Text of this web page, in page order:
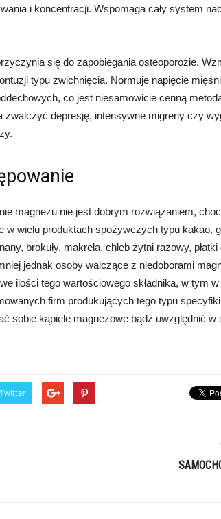
i koncentracji. Wspomaga cały system
się do zapobiegania osteoporozie.
typu zwichnięcia. Normuje napięcie
co jest niesamowicie cenną
zwalczyć depresję, intensywne migreny czy
magnezu nie jest dobrym rozwiązaniem,
w wielu produktach spożywczych typu kakao,
brokuły, makrela, chleb żytni razowy, płatki
jednak osoby walczące z niedoborami
ilości tego wartościowego składnika, w tym
firm produkujących tego typu specyfiki
sobie kąpiele magnezowe bądź uwzględnić w
Twitter